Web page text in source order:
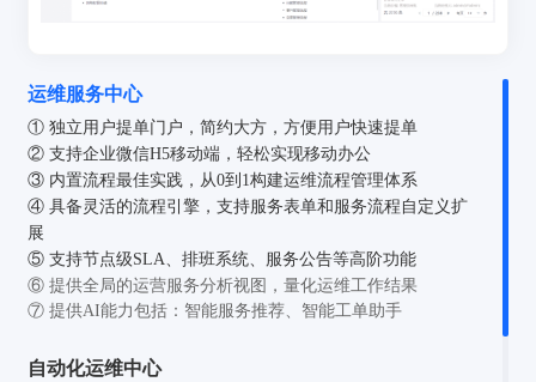
运维服务中心
① 独立用户提单门户，简约大方，方便用户快速提单
② 支持企业微信H5移动端，轻松实现移动办公
③ 内置流程最佳实践，从0到1构建运维流程管理体系
④ 具备灵活的流程引擎，支持服务表单和服务流程自定义扩
展
⑤ 支持节点级SLA、排班系统、服务公告等高阶功能
⑥ 提供全局的运营服务分析视图，量化运维工作结果
⑦ 提供AI能力包括：智能服务推荐、智能工单助手
自动化运维中心